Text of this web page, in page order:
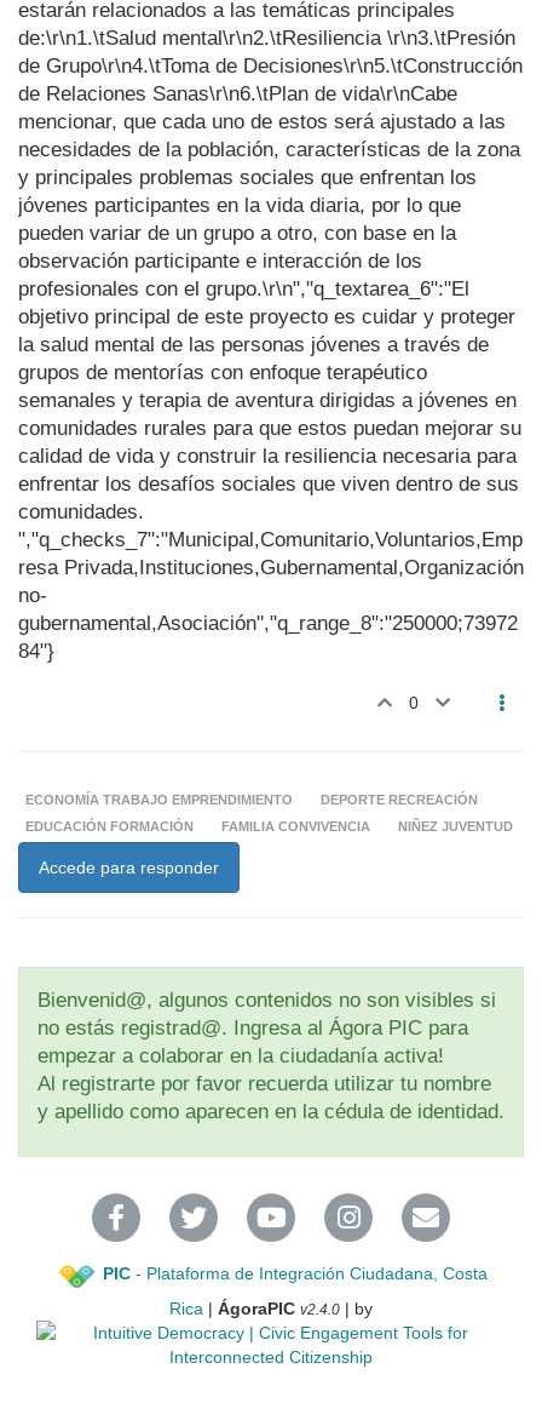
estarán relacionados a las temáticas principales
de:\r\n1.\tSalud mental\r\n2.\tResiliencia \r\n3.\tPresión
de Grupo\r\n4.\tToma de Decisiones\r\n5.\tConstrucción
de Relaciones Sanas\r\n6.\tPlan de vida\r\nCabe
mencionar, que cada uno de estos será ajustado a las
necesidades de la población, características de la zona
y principales problemas sociales que enfrentan los
jóvenes participantes en la vida diaria, por lo que
pueden variar de un grupo a otro, con base en la
observación participante e interacción de los
profesionales con el grupo.\r\n","q_textarea_6":"El
objetivo principal de este proyecto es cuidar y proteger
la salud mental de las personas jóvenes a través de
grupos de mentorías con enfoque terapéutico
semanales y terapia de aventura dirigidas a jóvenes en
comunidades rurales para que estos puedan mejorar su
calidad de vida y construir la resiliencia necesaria para
enfrentar los desafíos sociales que viven dentro de sus
comunidades.
","q_checks_7":"Municipal,Comunitario,Voluntarios,Emp
resa Privada,Instituciones,Gubernamental,Organización
no-
gubernamental,Asociación","q_range_8":"250000;73972
84"}
0
ECONOMÍA TRABAJO EMPRENDIMIENTO
DEPORTE RECREACIÓN
EDUCACIÓN FORMACIÓN
FAMILIA CONVIVENCIA NIÑEZ JUVENTUD
Accede para responder
Bienvenid@, algunos contenidos no son visibles si
no estás registrad@. Ingresa al Ágora PIC para
empezar a colaborar en la ciudadanía activa!
Al registrarte por favor recuerda utilizar tu nombre
y apellido como aparecen en la cédula de identidad.
PIC- Plataforma de Integración Ciudadana, Costa
Rica | ÁgoraPIC v2.4.0 | by